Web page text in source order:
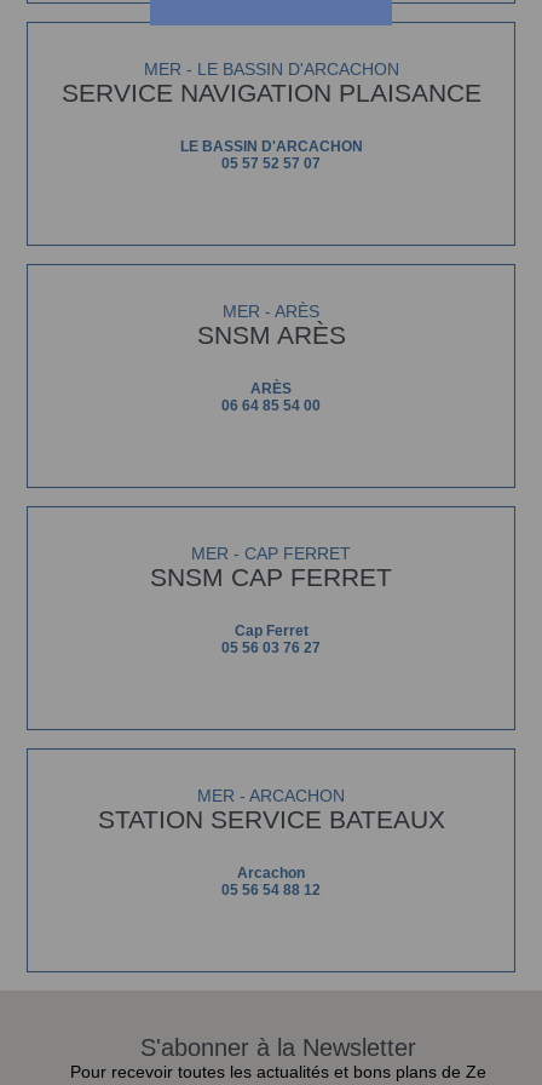
MER - LE BASSIN D'ARCACHON
SERVICE NAVIGATION PLAISANCE
LE BASSIN D'ARCACHON
05 57 52 57 07
MER - ARÈS
SNSM ARÈS
ARÈS
06 64 85 54 00
MER - CAP FERRET
SNSM CAP FERRET
Cap Ferret
05 56 03 76 27
MER - ARCACHON
STATION SERVICE BATEAUX
Arcachon
05 56 54 88 12
S'abonner à la Newsletter
Pour recevoir toutes les actualités et bons plans de Ze